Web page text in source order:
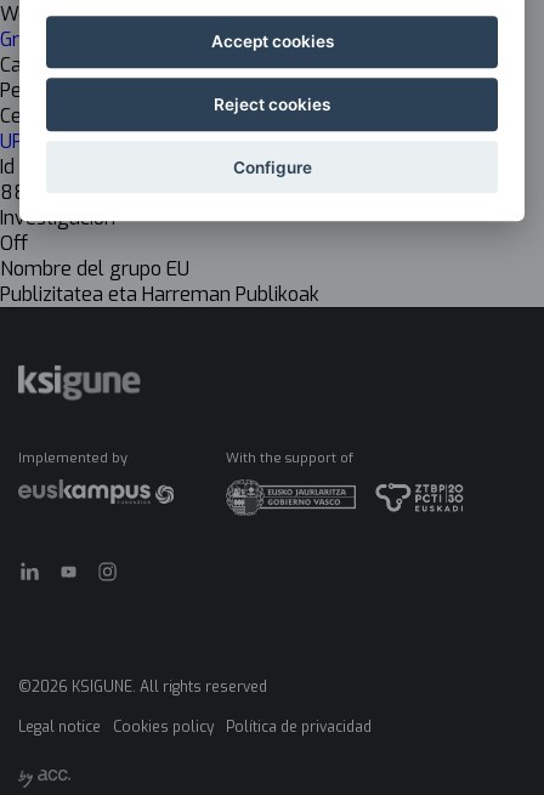
Web del centro
Grado en Publicidad y Relaciones Públicas
Cargo del responsable
Personal docente e investigador
Centro de investigación
UPV EHU CCSS+Comunicación
Id Inkesta
884
Investigación
Off
Nombre del grupo EU
Publizitatea eta Harreman Publikoak
Implemented by With the support of
©2026 KSIGUNE. All rights reserved
Menú
legales
Legal notice Cookies policy Política de privacidad
Accept cookies
Reject cookies
Configure